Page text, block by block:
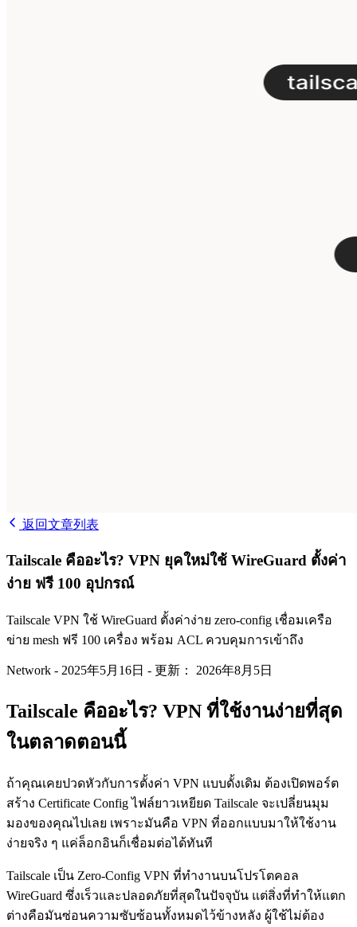
返回文章列表
Tailscale คืออะไร? VPN ยุคใหม่ใช้ WireGuard ตั้งค่า
ง่าย ฟรี 100 อุปกรณ์
Tailscale VPN ใช้ WireGuard ตั้งค่าง่าย zero-config เชื่อมเครือ
ข่าย mesh ฟรี 100 เครื่อง พร้อม ACL ควบคุมการเข้าถึง
Network - 2025年5月16日 - 更新： 2026年8月5日
Tailscale คืออะไร? VPN ที่ใช้งานง่ายที่สุด
ในตลาดตอนนี้
ถ้าคุณเคยปวดหัวกับการตั้งค่า VPN แบบดั้งเดิม ต้องเปิดพอร์ต
สร้าง Certificate Config ไฟล์ยาวเหยียด Tailscale จะเปลี่ยนมุม
มองของคุณไปเลย เพราะมันคือ VPN ที่ออกแบบมาให้ใช้งาน
ง่ายจริง ๆ แค่ล็อกอินก็เชื่อมต่อได้ทันที
Tailscale เป็น Zero-Config VPN ที่ทำงานบนโปรโตคอล
WireGuard ซึ่งเร็วและปลอดภัยที่สุดในปัจจุบัน แต่สิ่งที่ทำให้แตก
ต่างคือมันซ่อนความซับซ้อนทั้งหมดไว้ข้างหลัง ผู้ใช้ไม่ต้อง